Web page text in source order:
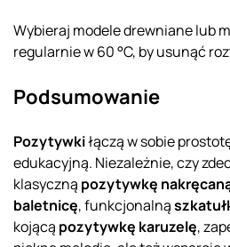
Wybieraj modele drewniane lub
regularnie w 60 °C, by usunąć
Podsumowanie
Pozytywkiłączą w sobie
edukacyjną. Niezależnie, czy
klasyczną pozytywkę
baletnicę, funkcjonalną
kojącą pozytywkę karuzelę,